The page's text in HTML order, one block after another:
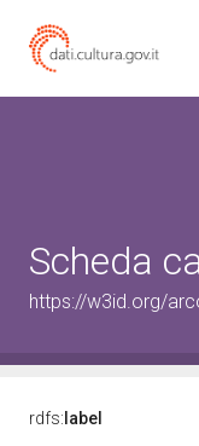
Scheda
https://w3id.org/
rdfs: label